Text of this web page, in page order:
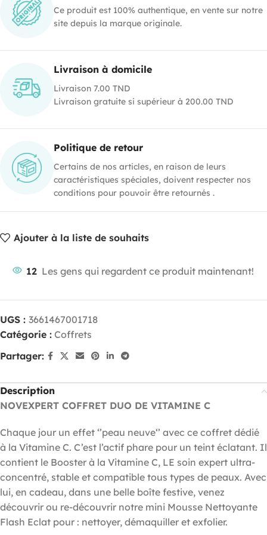
Ce produit est 100% authentique, en vente sur notre
site depuis la marque originale.
Livraison à domicile
Livraison 7.00 TND
Livraison gratuite si supérieur à 200.00 TND
Politique de retour
Certains de nos articles, en raison de leurs
caractéristiques spéciales, doivent respecter nos
conditions pour pouvoir être retournés .
Ajouter à la liste de souhaits
12 Les gens qui regardent ce produit maintenant!
UGS : 3661467001718
Catégorie : Coffrets
Partager:
Description
NOVEXPERT COFFRET DUO DE VITAMINE C
Chaque jour un effet ‘’peau neuve‘’ avec ce coffret dédié
à la Vitamine C. C’est l’actif phare pour un teint éclatant. Il
contient le Booster à la Vitamine C, LE soin expert ultra-
concentré, stable et compatible tous types de peaux. Avec
lui, en cadeau, dans une belle boîte festive, venez
découvrir ou re-découvrir notre mini Mousse Nettoyante
Flash Eclat pour : nettoyer, démaquiller et exfolier.